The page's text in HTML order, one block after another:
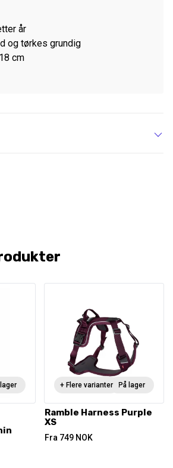
år
og tørkes grundig
cm
lager På lager
+ Flere varianter
Ramble Harness Purple
XS
Fra 749 NOK